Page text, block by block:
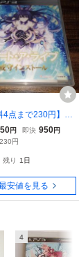
4点まで230円】
デート・ア・ラ
守インストール
円 即決 950円
円
残り 1日
安値を見る
4